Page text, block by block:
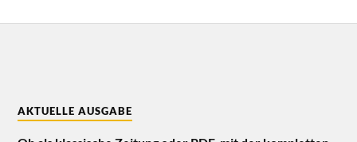
AKTUELLE AUSGABE